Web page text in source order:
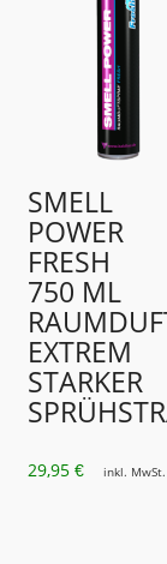
SMELL
POWER
FRESH
750 ML
EXTREM
STARKER
29,95€ inkl. MwSt.